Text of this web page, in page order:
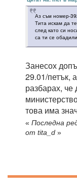
Аз съм номер-
Тита искам да
след като си
са ти се
Занесох
29.01/петък,
разбарах, че
това има
« Последна
от tita_d »